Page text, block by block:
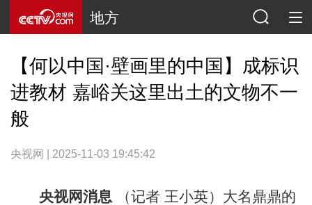
地方
【何以中国·壁画里的中国】成标识
进教材 嘉峪关这里出土的文物不一
般
央视网 | 2025-11-03 19:45:42
央视网消息 （记者 王小英）大名鼎鼎的